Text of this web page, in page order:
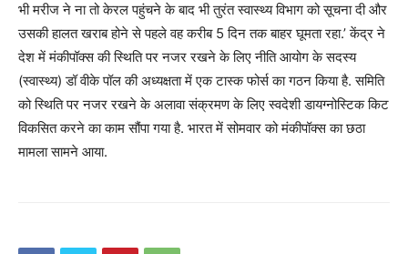
भी मरीज ने ना तो केरल पहुंचने के बाद भी तुरंत स्वास्थ्य विभाग को सूचना दी और
उसकी हालत खराब होने से पहले वह करीब 5 दिन तक बाहर घूमता रहा.’ केंद्र ने
देश में मंकीपॉक्स की स्थिति पर नजर रखने के लिए नीति आयोग के सदस्य
(स्वास्थ्य) डॉ वीके पॉल की अध्यक्षता में एक टास्क फोर्स का गठन किया है. समिति
को स्थिति पर नजर रखने के अलावा संक्रमण के लिए स्वदेशी डायग्नोस्टिक किट
विकसित करने का काम सौंपा गया है. भारत में सोमवार को मंकीपॉक्स का छठा
मामला सामने आया.